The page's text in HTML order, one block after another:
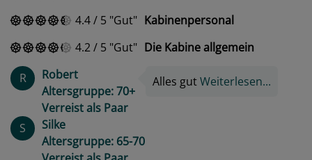
4.4/ 5 Gut
Kabinenpersonal
4.2/ 5 Gut
Die Kabine allgemein
R
Robert
Altersgruppe: 70+
Verreist als Paar
Alles gutWeiterlesen...
S
Silke
Altersgruppe: 65-70